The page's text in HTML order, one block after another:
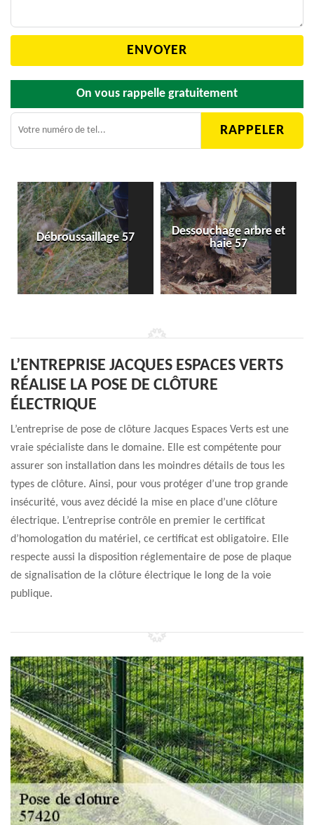
On vous rappelle gratuitement
Débroussaillage 57
Dessouchage arbre et
haie 57
L’ENTREPRISE JACQUES ESPACES VERTS
RÉALISE LA POSE DE CLÔTURE
ÉLECTRIQUE
L’entreprise de pose de clôture Jacques Espaces Verts est une
vraie spécialiste dans le domaine. Elle est compétente pour
assurer son installation dans les moindres détails de tous les
types de clôture. Ainsi, pour vous protéger d’une trop grande
insécurité, vous avez décidé la mise en place d’une clôture
électrique. L’entreprise contrôle en premier le certificat
d’homologation du matériel, ce certificat est obligatoire. Elle
respecte aussi la disposition réglementaire de pose de plaque
de signalisation de la clôture électrique le long de la voie
publique.